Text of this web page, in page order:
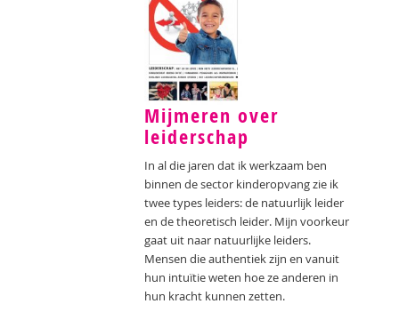
Mijmeren over
leiderschap
In al die jaren dat ik werkzaam ben
binnen de sector kinderopvang zie ik
twee types leiders: de natuurlijk leider
en de theoretisch leider. Mijn voorkeur
gaat uit naar natuurlijke leiders.
Mensen die authentiek zijn en vanuit
hun intuïtie weten hoe ze anderen in
hun kracht kunnen zetten.